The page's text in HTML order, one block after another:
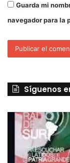
Guarda mi
navegador para la
Síguenos